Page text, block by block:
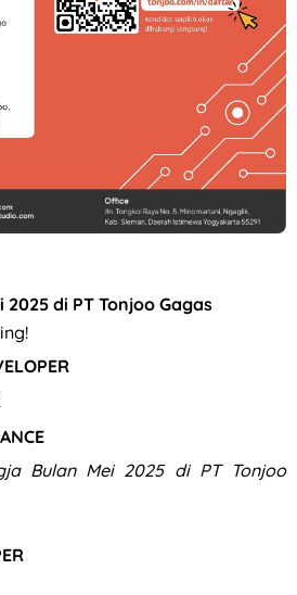
di PT Tonjoo Gagas
Bulan Mei 2025 di PT Tonjoo